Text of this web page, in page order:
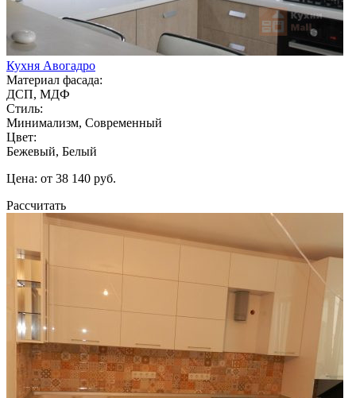
Кухня Авогадро
Материал фасада:
ДСП, МДФ
Стиль:
Минимализм, Современный
Цвет:
Бежевый, Белый
Цена: от 38 140 руб.
Рассчитать